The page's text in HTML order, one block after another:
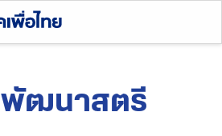
พัฒนาสตรี